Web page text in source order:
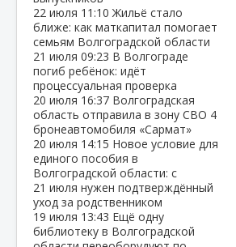
22 июля 11:10Жильё стало
ближе: как маткапитал помогает
семьям Волгоградской области
21 июля 09:23 В Волгограде
погиб ребёнок: идёт
процессуальная проверка
20 июля 16:37 Волгоградская
область отправила в зону СВО 4
бронеавтомобиля «Сармат»
20 июля 14:15 Новое условие для
единого пособия в
Волгоградской области: с
21 июля нужен подтверждённый
уход за родственником
19 июля 13:43 Ещё одну
библиотеку в Волгоградской